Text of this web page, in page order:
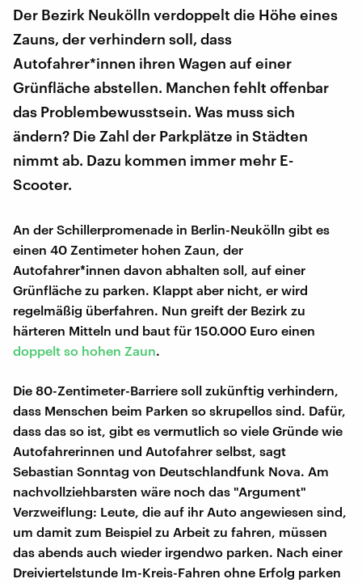
Der Bezirk Neukölln verdoppelt die Höhe eines
Zauns, der verhindern soll, dass
Autofahrer*innen ihren Wagen auf einer
Grünfläche abstellen. Manchen fehlt offenbar
das Problembewusstsein. Was muss sich
ändern? Die Zahl der Parkplätze in Städten
nimmt ab. Dazu kommen immer mehr E-
Scooter.
An der Schillerpromenade in Berlin-Neukölln gibt es
einen 40 Zentimeter hohen Zaun, der
Autofahrer*innen davon abhalten soll, auf einer
Grünfläche zu parken. Klappt aber nicht, er wird
regelmäßig überfahren. Nun greift der Bezirk zu
härteren Mitteln und baut für 150.000 Euro einen
doppelt so hohen Zaun.
Die 80-Zentimeter-Barriere soll zukünftig verhindern,
dass Menschen beim Parken so skrupellos sind. Dafür,
dass das so ist, gibt es vermutlich so viele Gründe wie
Autofahrerinnen und Autofahrer selbst, sagt
Sebastian Sonntag von Deutschlandfunk Nova. Am
nachvollziehbarsten wäre noch das "Argument"
Verzweiflung: Leute, die auf ihr Auto angewiesen sind,
um damit zum Beispiel zu Arbeit zu fahren, müssen
das abends auch wieder irgendwo parken. Nach einer
Dreiviertelstunde Im-Kreis-Fahren ohne Erfolg parken